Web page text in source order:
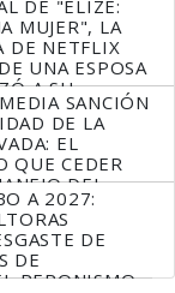
DE "ELIZE:
MUJER", LA
DE NETFLIX
UNA ESPOSA
A SU
SANCIÓN
DE LA
EL
QUE CEDER
DEL
A 2027:
DE
DE
PERONISMO